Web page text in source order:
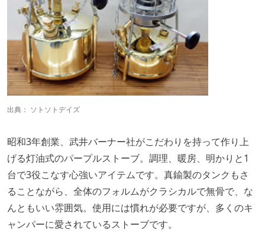
出典： ソトソトデイズ
昭和3年創業、武井バーナー社がこだわりを持って作り上
げる灯油式のパープルストーブ。調理、暖房、明かりと1
台で3役こなす心強いアイテムです。真鍮製のタンクもさ
ることながら、全体のフォルムがクラシカルで無骨で、な
んともいい雰囲気。使用には慣れが必要ですが、多くのキ
ャンパーに愛されているストーブです。